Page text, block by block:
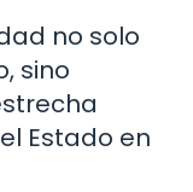
no solo
sino
Estado en